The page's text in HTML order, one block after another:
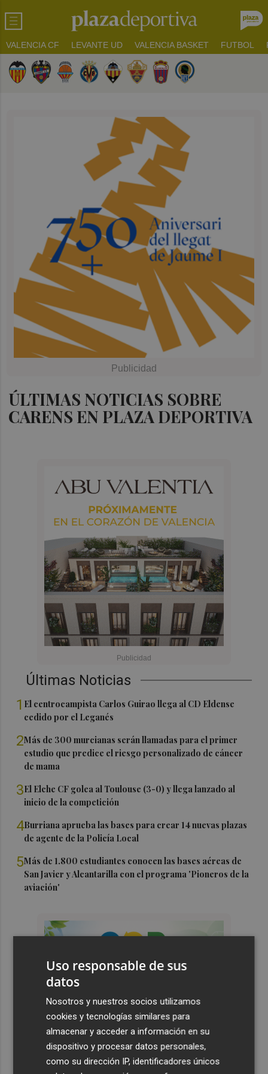
VALENCIA CF LEVANTE UD VALENCIA BASKET FUTBOL
ÚLTIMAS NOTICIAS SOBRE
CARENS EN PLAZA DEPORTIVA
Últimas Noticias
1 El centrocampista Carlos Guirao llega al CD Eldense
cedido por el Leganés
2Más de 300 murcianas serán llamadas para el primer
estudio que predice el riesgo personalizado de cáncer
de mama
3El Elche CF golea al Toulouse (3-0) y llega lanzado al
inicio de la competición
4Burriana aprueba las bases para crear 14 nuevas plazas
de agente de la Policía Local
5Más de 1.800 estudiantes conocen las bases aéreas de
San Javier y Alcantarilla con el programa 'Pioneros de la
aviación'
Uso responsable de sus
datos
Nosotros y nuestros socios utilizamos
cookies y tecnologías similares para
almacenar y acceder a información en su
dispositivo y procesar datos personales,
como su dirección IP, identificadores únicos